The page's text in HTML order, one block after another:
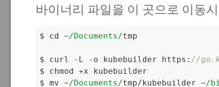
바이너리 파일을 이 곳으로 이동
$ cd ~/Documents/tmp
$ curl -L -o kubebuilder https: //
$ chmod +x kubebuilder
$ mv ~/Documents/tmp/kubebuilder ~/